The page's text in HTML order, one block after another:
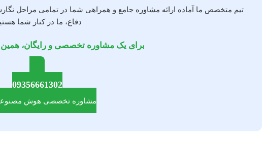
تیم متخصص ما آماده ارائه مشاوره جامع و همراهی شما در تمامی مراحل
دفاع، ما در کنار شما
برای یک مشاوره تخصصی و رایگان، همین
09356661302
مشاوره تخصصی هوش